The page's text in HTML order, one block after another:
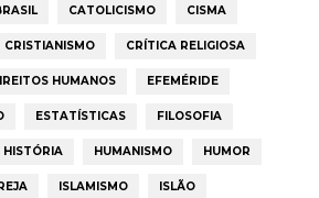
CATOLICISMO CISMA
CRISTIANISMO CRÍTICA RELIGIOSA
HUMANOS EFEMÉRIDE
ESTATÍSTICAS FILOSOFIA
HISTÓRIA HUMANISMO HUMOR
ISLAMISMO ISLÃO